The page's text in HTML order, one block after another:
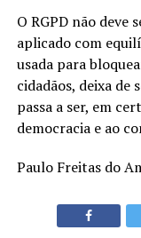
O RGPD não deve
aplicado com
usada para
cidadãos, deixa
passa a ser, em
democracia e ao
Paulo Freitas do